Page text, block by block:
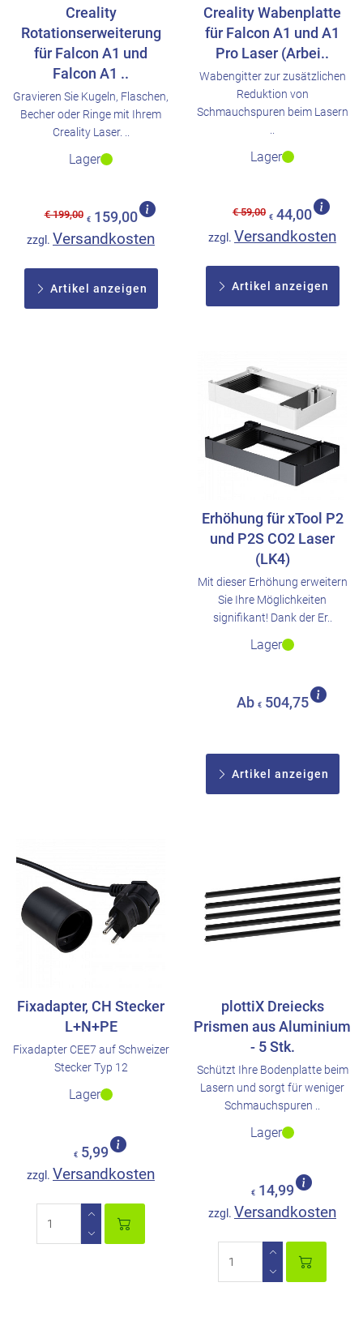
Creality
Rotationserweiterung
für Falcon A1 und
Falcon A1 ..
Gravieren Sie Kugeln, Flaschen,
Becher oder Ringe mit Ihrem
Creality Laser. ..
Lager
€ 199,00 € 159,00
zzgl. Versandkosten
Artikel anzeigen
Creality Wabenplatte
für Falcon A1 und A1
Pro Laser (Arbei..
Wabengitter zur zusätzlichen
Reduktion von
Schmauchspuren beim Lasern
Lager
€ 59,00 € 44,00
zzgl. Versandkosten
Artikel anzeigen
Erhöhung für xTool P2
und P2S CO2 Laser
(LK4)
Mit dieser Erhöhung erweitern
Sie Ihre Möglichkeiten
signifikant! Dank der Er..
Lager
Ab € 504,75
Artikel anzeigen
Fixadapter, CH Stecker
L+N+PE
Fixadapter CEE7 auf Schweizer
Stecker Typ 12
Lager
€ 5,99
zzgl. Versandkosten
plottiX Dreiecks
Prismen aus Aluminium
- 5 Stk.
Schützt Ihre Bodenplatte beim
Lasern und sorgt für weniger
Schmauchspuren ..
Lager
€ 14,99
zzgl. Versandkosten